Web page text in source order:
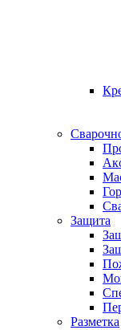
Защита
Разметка